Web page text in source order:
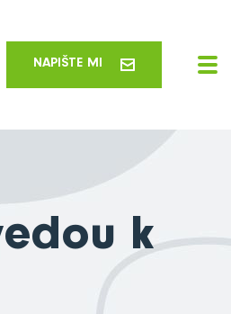
NAPIŠTE MI
k